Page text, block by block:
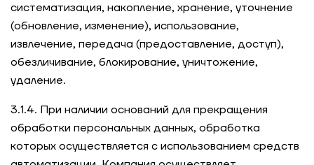
систематизация, накопление, хранение, уточнение
(обновление, изменение), использование,
извлечение, передача (предоставление, доступ),
обезличивание, блокирование, уничтожение,
удаление.
3.1.4. При наличии оснований для прекращения
обработки персональных данных, обработка
которых осуществляется с использованием средств